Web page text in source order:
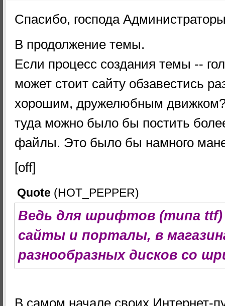
Спасибо, господа
В продолжение темы.
Если процесс создания темы --
может стоит сайту обзавестись
хорошим, дружелюбным движком?
туда можно было бы постить
файлы. Это было бы намного
[off]
Quote (HOT_PEPPER)
Ведь для шрифтов (типа
сайты и порталы, в
разнообразных дисков со
В самом начале своих Интернет-